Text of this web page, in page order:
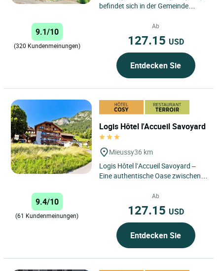
befindet sich in der Gemeinde
Besuchern ein einzigartiges
Aufenthaltserlebnis,...
9.1/10
(320 Kundenmeinungen)
Ab
127.15 USD
Entdecken Sie
Logis Hôtel l'Accueil Savoyard
Mieussy36 km
Logis Hôtel l’Accueil Savoyard –
Eine authentische Oase zwischen
Dieses familiengeführte...
9.4/10
(61 Kundenmeinungen)
Ab
127.15 USD
Entdecken Sie